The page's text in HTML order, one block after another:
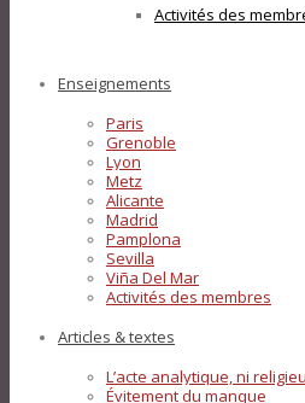
Activités des
Enseignements
Paris
Grenoble
Lyon
Metz
Alicante
Madrid
Pamplona
Sevilla
Viña Del Mar
Activités des membres
Articles & textes
L’acte analytique, ni
Évitement du manque